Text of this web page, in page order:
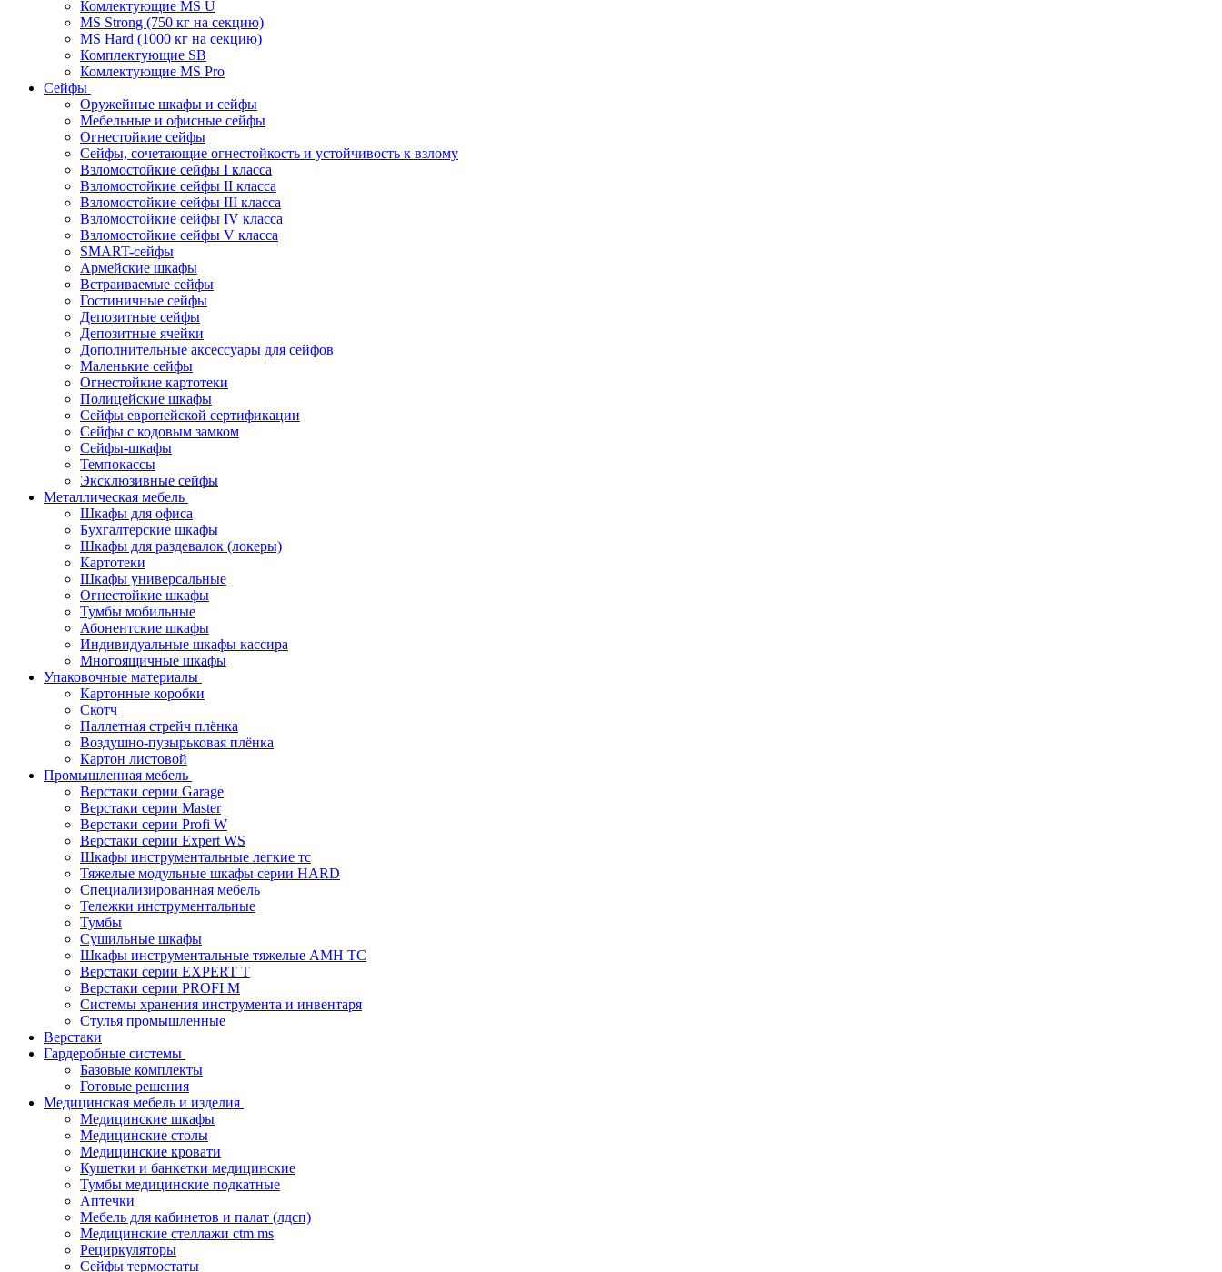
Комлектующие MS U
MS Strong (750 кг на секцию)
MS Hard (1000 кг на секцию)
Комплектующие SB
Комлектующие MS Pro
Сейфы
Оружейные шкафы и сейфы
Мебельные и офисные сейфы
Огнестойкие сейфы
Сейфы, сочетающие огнестойкость и устойчивость к взлому
Взломостойкие сейфы I класса
Взломостойкие сейфы II класса
Взломостойкие сейфы III класса
Взломостойкие сейфы IV класса
Взломостойкие сейфы V класса
SMART-сейфы
Армейские шкафы
Встраиваемые сейфы
Гостиничные сейфы
Депозитные сейфы
Депозитные ячейки
Дополнительные аксессуары для сейфов
Маленькие сейфы
Огнестойкие картотеки
Полицейские шкафы
Сейфы европейской сертификации
Сейфы с кодовым замком
Сейфы-шкафы
Темпокассы
Эксклюзивные сейфы
Металлическая мебель
Шкафы для офиса
Бухгалтерские шкафы
Шкафы для раздевалок (локеры)
Картотеки
Шкафы универсальные
Огнестойкие шкафы
Тумбы мобильные
Абонентские шкафы
Индивидуальные шкафы кассира
Многоящичные шкафы
Упаковочные материалы
Картонные коробки
Скотч
Паллетная стрейч плёнка
Воздушно-пузырьковая плёнка
Картон листовой
Промышленная мебель
Верстаки серии Garage
Верстаки серии Master
Верстаки серии Profi W
Верстаки серии Expert WS
Шкафы инструментальные легкие тс
Тяжелые модульные шкафы серии HARD
Cпециализированная мебель
Тележки инструментальные
Тумбы
Cушильные шкафы
Шкафы инструментальные тяжелые AMH TC
Верстаки серии EXPERT T
Верстаки серии PROFI M
Системы хранения инструмента и инвентаря
Стулья промышленные
Верстаки
Гардеробные системы
Базовые комплекты
Готовые решения
Медицинская мебель и изделия
Медицинские шкафы
Медицинские столы
Медицинские кровати
Кушетки и банкетки медицинские
Тумбы медицинские подкатные
Аптечки
Мебель для кабинетов и палат (лдсп)
Медицинские стеллажи ctm ms
Рециркуляторы
Сейфы термостаты